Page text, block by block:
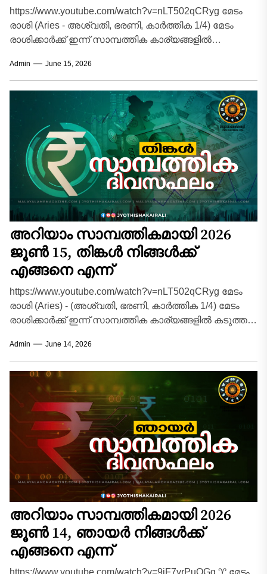
https://www.youtube.com/watch?v=nLT502qCRyg മേടം
രാശി (Aries - അശ്വതി, ഭരണി, കാർത്തിക 1/4) മേടം
രാശിക്കാർക്ക് ഇന്ന് സാമ്പത്തിക കാര്യങ്ങളിൽ
നിങ്ങളുടെ രാശിനാഥനായ...
Admin June 15, 2026
അറിയാം സാമ്പത്തികമായി 2026
ജൂൺ 15, തിങ്കൾ നിങ്ങൾക്ക്
എങ്ങനെ എന്ന്
https://www.youtube.com/watch?v=nLT502qCRyg മേടം
രാശി (Aries) - (അശ്വതി, ഭരണി, കാർത്തിക 1/4) മേടം
രാശിക്കാർക്ക് ഇന്ന് സാമ്പത്തിക കാര്യങ്ങളിൽ കടുത്ത
സാധാരണ...
Admin June 14, 2026
അറിയാം സാമ്പത്തികമായി 2026
ജൂൺ 14, ഞായർ നിങ്ങൾക്ക്
എങ്ങനെ എന്ന്
https://www.youtube.com/watch?v=9iF7yrPuOGg ♈ മേടം